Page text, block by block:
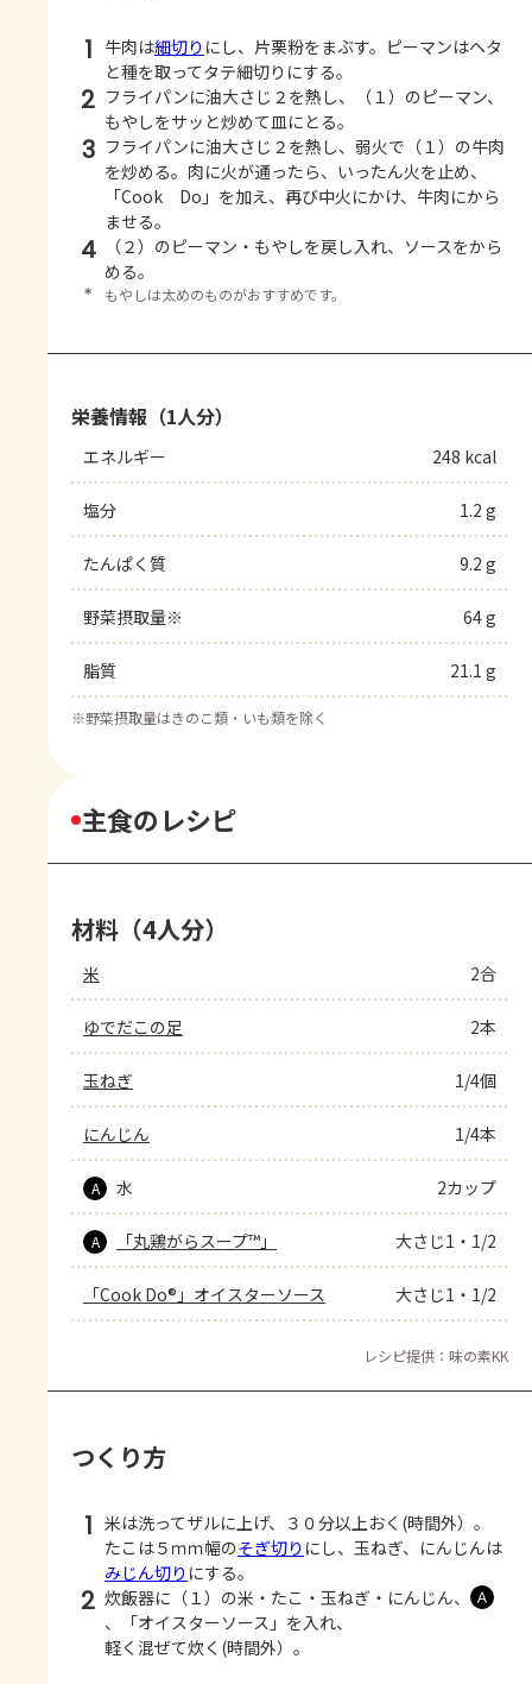
1 牛肉は細切り にし、片栗粉をまぶす。ピーマンはヘタ
と種を取ってタテ細切りにする。
2 フライパンに油大さじ２を熱し、（１）のピーマン、
もやしをサッと炒めて皿にとる。
3 フライパンに油大さじ２を熱し、弱火で（１）の牛肉
を炒める。肉に火が通ったら、いったん火を止め、
「Cook Do」を加え、再び中火にかけ、牛肉にから
ませる。
4
（２）のピーマン・もやしを戻し入れ、ソースをから
める。
＊ もやしは太めのものがおすすめです。
栄養情報（1人分）
エネルギー 248 kcal
塩分 1.2 g
たんぱく質 9.2 g
野菜摂取量※ 64 g
脂質 21.1 g
※野菜摂取量はきのこ類・いも類を除く
主食のレシピ
材料（4人分）
米 2合
ゆでだこの足 2本
玉ねぎ 1/4個
にんじん 1/4本
A 水 2カップ
A 「丸鶏がらスープ™」 大さじ1・1/2
「Cook Do®」オイスターソース 大さじ1・1/2
レシピ提供：味の素KK
つくり方
1 米は洗ってザルに上げ、３０分以上おく(時間外）。
たこは５ｍｍ幅のそぎ切り にし、玉ねぎ、にんじんは
みじん切り にする。
2 炊飯器に（１）の米・たこ・玉ねぎ・にんじん、 Ａ
、「オイスターソース」を入れ、
軽く混ぜて炊く(時間外）。